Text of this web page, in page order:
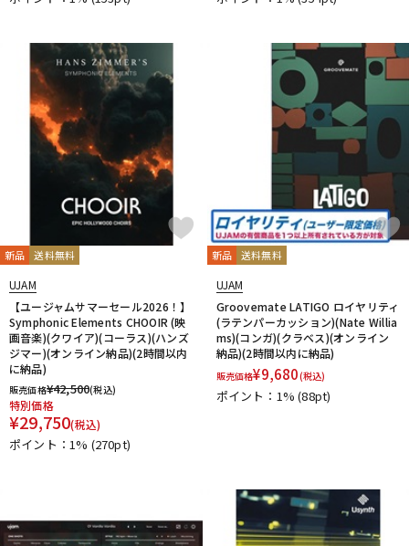
新品 送料無料
UJAM
【ユージャムサマーセール2026！】
Symphonic Elements CHOOIR (映
画音楽)(クワイア)(コーラス)(ハンズ
ジマー)(オンライン納品)(2時間以内
に納品)
販売価格¥42,500(税込)
特別価格
¥29,750(税込)
ポイント：1% (270pt)
新品 送料無料
UJAM
Groovemate LATIGO ロイヤリティ
(ラテンパーカッション)(Nate Willia
ms)(コンガ)(クラベス)(オンライン
納品)(2時間以内に納品)
販売価格¥9,680(税込)
ポイント：1%(88pt)